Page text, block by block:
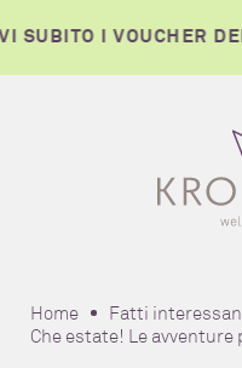
I VOUCHER DEL
Home Fatti
Che estate! Le